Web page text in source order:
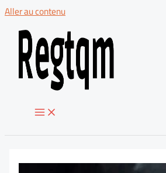
Aller au contenu